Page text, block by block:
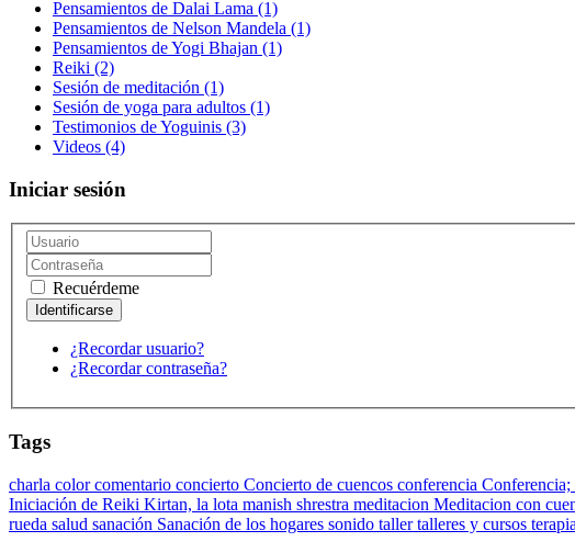
Pensamientos de Dalai Lama (1)
Pensamientos de Nelson Mandela (1)
Pensamientos de Yogi Bhajan (1)
Reiki (2)
Sesión de meditación (1)
Sesión de yoga para adultos (1)
Testimonios de Yoguinis (3)
Videos (4)
Iniciar sesión
Recuérdeme
¿Recordar usuario?
¿Recordar contraseña?
Tags
charla colorcomentario concierto Concierto de cuencos conferencia Conferencia;
Iniciación de Reiki Kirtan, la lota manish shrestra meditacion Meditacion con
rueda salud sanación Sanación de los hogares sonido tallertalleres y cursos terapia